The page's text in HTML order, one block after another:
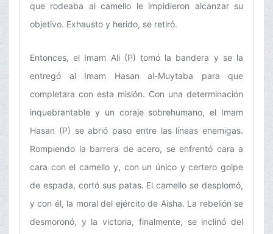
que rodeaba al camello le impidieron alcanzar su
objetivo. Exhausto y herido, se retiró.
Entonces, el Imam Ali (P) tomó la bandera y se la
entregó al Imam Hasan al-Muytaba para que
completara con esta misión. Con una determinación
inquebrantable y un coraje sobrehumano, el Imam
Hasan (P) se abrió paso entre las líneas enemigas.
Rompiendo la barrera de acero, se enfrentó cara a
cara con el camello y, con un único y certero golpe
de espada, cortó sus patas. El camello se desplomó,
y con él, la moral del ejército de Aisha. La rebelión se
desmoronó, y la victoria, finalmente, se inclinó del